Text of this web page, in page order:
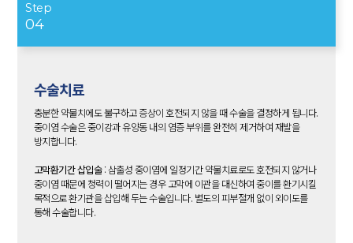
Step
04
수술치료
충분한 약물치에도 불구하고 증상이 호전되지 않을 때 수술을 결정하게 됩니다.
중이염 수술은 중이강과 유양동 내의 염증 부위를 완전히 제거하여 재발을
방지합니다.
고막환기간 삽입술: 삼출성 중이염에 일정기간 약물치료로도 호전되지 않거나
중이염 때문에 청력이 떨어지는 경우 고막에 이관을 대신하여 중이를 환기시킬
목적으로 환기관을 삽입해 두는 수술입니다. 별도의 피부절개 없이 외이도를
통해 수술합니다.